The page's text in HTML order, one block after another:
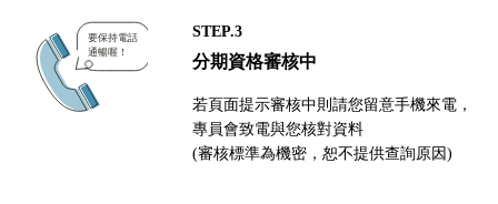
STEP.3
分期資格審核中
若頁面提示審核中則請您留意手機來電，
專員會致電與您核對資料
(審核標準為機密，恕不提供查詢原因)